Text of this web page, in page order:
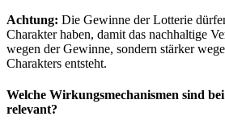
Achtung: Die Gewinne der Lotterie
Charakter haben, damit das nachhaltige
wegen der Gewinne, sondern stärker
Charakters entsteht.
Welche Wirkungsmechanismen sind
relevant?